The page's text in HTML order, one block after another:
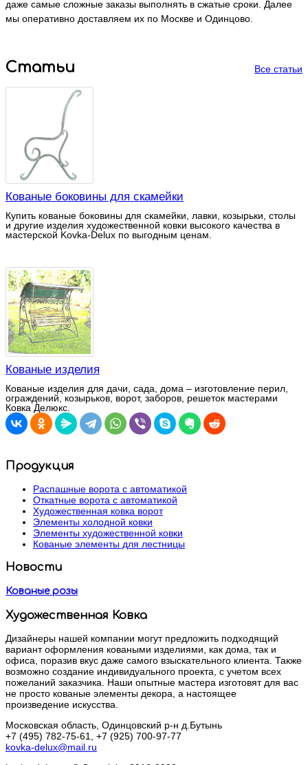
даже самые сложные заказы выполнять в сжатые сроки. Далее
мы оперативно доставляем их по Москве и Одинцово.
Статьи Все статьи
Кованые боковины для скамейки
Купить кованые боковины для скамейки, лавки, козырьки, столы
и другие изделия художественной ковки высокого качества в
мастерской Kovka-Delux по выгодным ценам.
Кованые изделия
Кованые изделия для дачи, сада, дома – изготовление перил,
ограждений, козырьков, ворот, заборов, решеток мастерами
Ковка Делюкс.
Продукция
Распашные ворота с автоматикой
Откатные ворота с автоматикой
Художественная ковка ворот
Элементы холодной ковки
Элементы художественной ковки
Кованые элементы для лестницы
Новости
Кованые розы
Художественная Ковка
Дизайнеры нашей компании могут предложить подходящий
вариант оформления коваными изделиями, как дома, так и
офиса, поразив вкус даже самого взыскательного клиента. Также
возможно создание индивидуального проекта, с учетом всех
пожеланий заказчика. Наши опытные мастера изготовят для вас
не просто кованые элементы декора, а настоящее
произведение искусства.
Московская область, Одинцовский р-н д.Бутынь
+7 (495) 782-75-61, +7 (925) 700-97-77
kovka-delux@mail.ru